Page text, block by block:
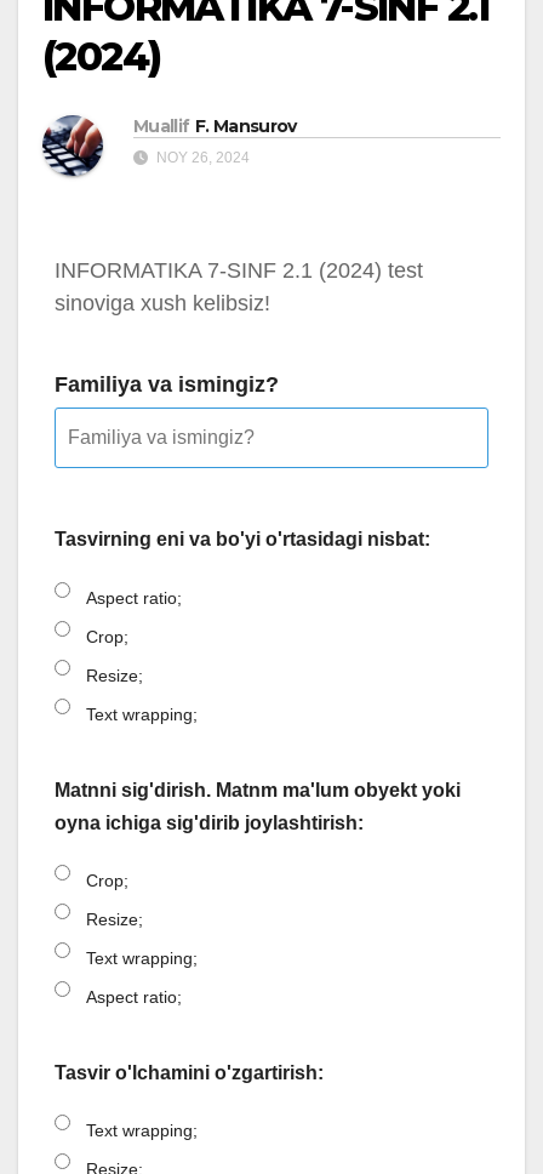
(2024)
Muallif F. Mansurov
NOY 26, 2024
INFORMATIKA 7-SINF 2.1 (2024) test
sinoviga xush kelibsiz!
Familiya va ismingiz?
Tasvirning eni va bo'yi o'rtasidagi nisbat:
Aspect ratio;
Crop;
Resize;
Text wrapping;
Matnni sig'dirish. Matnm ma'lum obyekt yoki
oyna ichiga sig'dirib joylashtirish:
Crop;
Resize;
Text wrapping;
Aspect ratio;
Tasvir o'lchamini o'zgartirish:
Text wrapping;
Resize;